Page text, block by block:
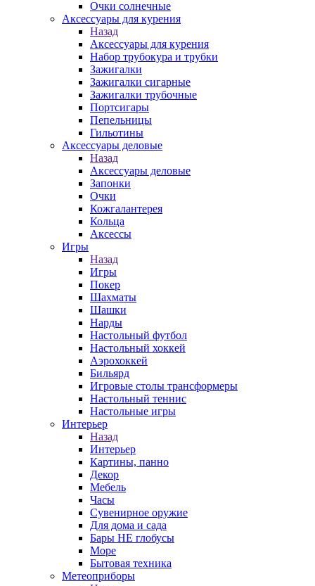
Очки солнечные
Аксессуары для курения
Назад
Аксессуары для курения
Набор трубокура и трубки
Зажигалки
Зажигалки сигарные
Зажигалки трубочные
Портсигары
Пепельницы
Гильотины
Аксессуары деловые
Назад
Аксессуары деловые
Запонки
Очки
Кожгалантерея
Кольца
Аксессы
Игры
Назад
Игры
Покер
Шахматы
Шашки
Нарды
Настольный футбол
Настольный хоккей
Аэрохоккей
Бильярд
Игровые столы трансформеры
Настольный теннис
Настольные игры
Интерьер
Назад
Интерьер
Картины, панно
Декор
Мебель
Часы
Сувенирное оружие
Для дома и сада
Бары НЕ глобусы
Море
Бытовая техника
Метеоприборы